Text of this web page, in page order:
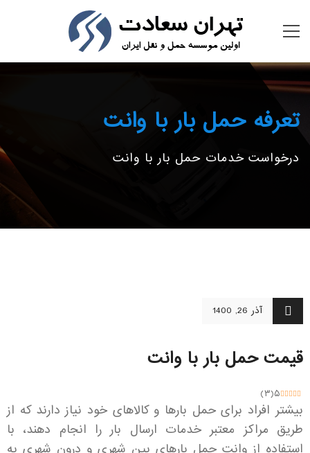
تعرفه حمل بار با وانت
درخواست خدمات حمل بار با وانت
آذر 26, 1400
قیمت حمل بار با وانت
۵(۳)
بیشتر افراد برای حمل بارها و کالاهای خود نیاز دارند که از
طریق مراکز معتبر خدمات ارسال بار را انجام دهند، با
استفاده از وانت حمل بارهای بین شهری و درون شهری به